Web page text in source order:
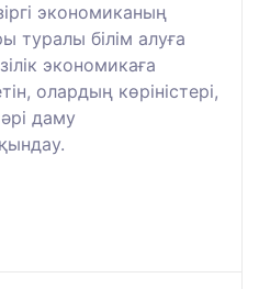
экономиканың
туралы білім алуға
экономикаға
олардың көріністері,
даму